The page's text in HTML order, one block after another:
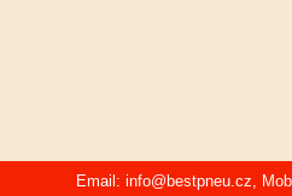
Email: info@bestpneu.cz,